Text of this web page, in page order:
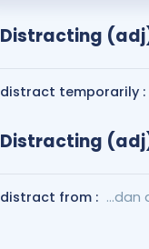
Distracting
distract temporarily :
Distracting
distract from : ...dan